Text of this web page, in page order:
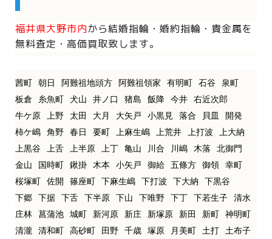
福井県大野市内から結婚指輪・婚約指輪・貴金属を
無料査定・高価買取致します。
茜町 朝日 阿難祖地頭方 阿難祖領家 有明町 石谷
泉町
板倉
糸魚町 犬山 井ノ口 猪島 飯降 今井
右近次郎
牛ケ原
上野 太田 大月 大矢戸 小黒見 落合 貝皿
開発
柿ケ嶋
角野 春日 要町 上麻生嶋 上荒井 上打波
上大納
上黒谷
上舌 上半原 上丁 亀山 川合 川嶋 木落
北御門
金山
国時町 鍬掛 木本 小矢戸 御給 五條方 御領
幸町
桜塚町
佐開 篠座町 下麻生嶋 下打波 下大納
下黒谷
下郷
下据 下舌 下半原 下山 下唯野 下丁 下若生子
清水
庄林
菖蒲池 城町 新河原 新庄 新塚原 新田 新町
神明町
清瀧
清和町 高砂町 田野 千歳 塚原 月美町 土打
土布子